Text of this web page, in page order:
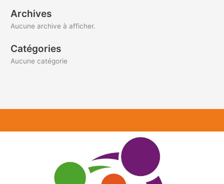
Archives
Aucune archive à afficher.
Catégories
Aucune catégorie